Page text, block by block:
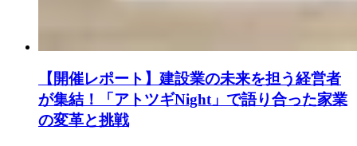
【開催レポート】建設業の未来を担う経営者
が集結！「アトツギNight」で語り合った家業
の変革と挑戦